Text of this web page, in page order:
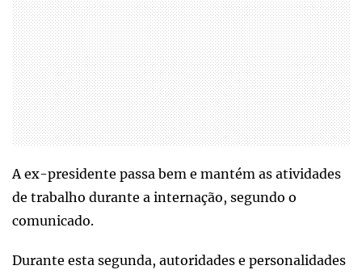
A ex-presidente passa bem e mantém as atividades
de trabalho durante a internação, segundo o
comunicado.
Durante esta segunda, autoridades e personalidades